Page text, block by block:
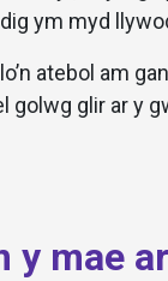
ym myd
atebol am
golwg glir ar y
y mae